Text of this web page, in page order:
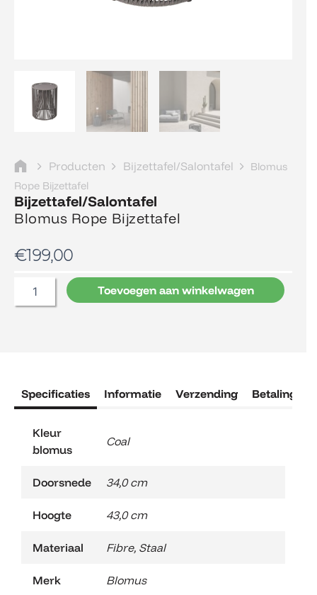
Producten Bijzettafel/Salontafel
Blomus
Rope Bijzettafel
Bijzettafel/Salontafel
Blomus Rope Bijzettafel
€199,00
Rope
Bijzettafel
Toevoegen aan winkelwagen
Specificaties Informatie Verzending Betaling
Kleur
blomus
Coal
Doorsnede 34,0 cm
Hoogte 43,0 cm
Materiaal Fibre, Staal
Merk Blomus